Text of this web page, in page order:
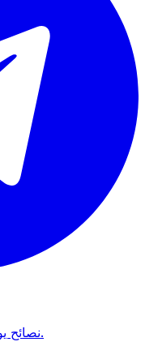
نصائح يومية، تحديثات الإصدارات، وأسئلة وأجوبة.